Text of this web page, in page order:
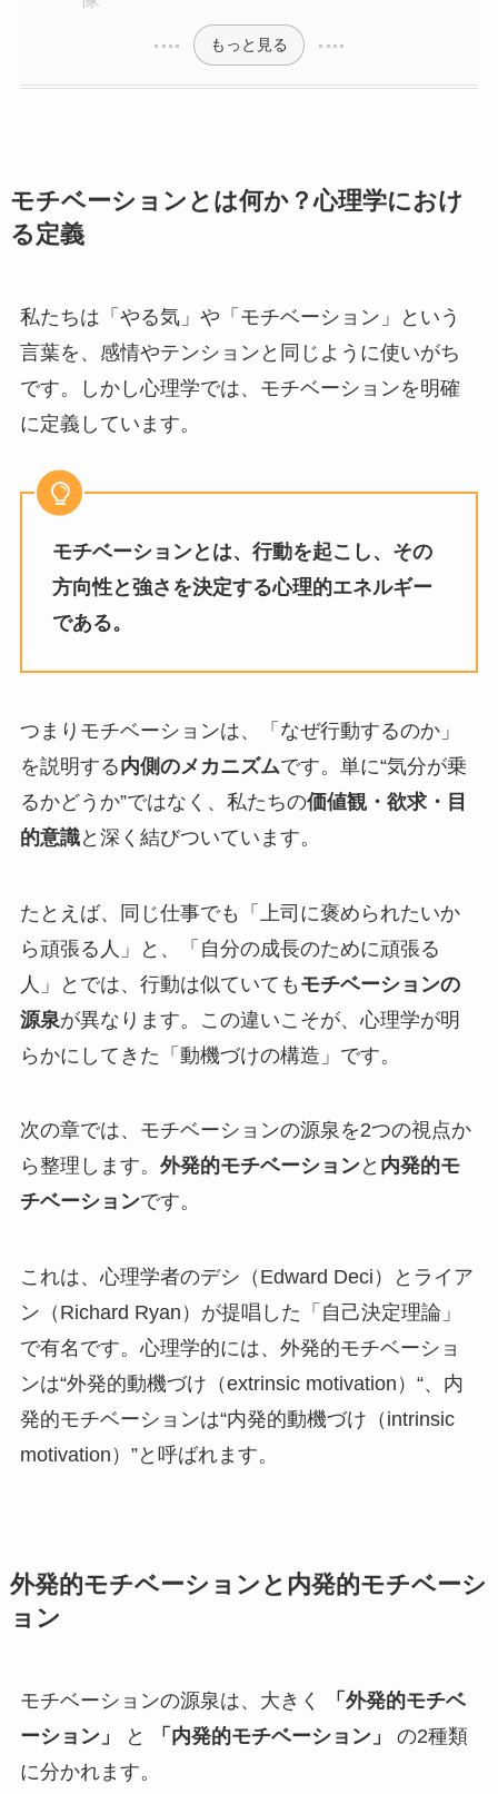
もっと見る
モチベーションとは何か？心理学におけ
る定義
私たちは「やる気」や「モチベーション」という
言葉を、感情やテンションと同じように使いがち
です。しかし心理学では、モチベーションを明確
に定義しています。
モチベーションとは、行動を起こし、その
方向性と強さを決定する心理的エネルギー
である。
つまりモチベーションは、「なぜ行動するのか」
を説明する内側のメカニズムです。単に“気分が乗
るかどうか”ではなく、私たちの価値観・欲求・目
的意識と深く結びついています。
たとえば、同じ仕事でも「上司に褒められたいか
ら頑張る人」と、「自分の成長のために頑張る
人」とでは、行動は似ていても モチベーションの
源泉が異なります。この違いこそが、心理学が明
らかにしてきた「動機づけの構造」です。
次の章では、モチベーションの源泉を2つの視点か
ら整理します。 外発的モチベーションと 内発的モ
チベーションです。
これは、心理学者のデシ（Edward Deci）とライア
ン（Richard Ryan）が提唱した「自己決定理論」
で有名です。心理学的には、外発的モチベーショ
ンは“外発的動機づけ（extrinsic motivation）“、内
発的モチベーションは“内発的動機づけ（intrinsic
motivation）”と呼ばれます。
外発的モチベーションと内発的モチベーシ
ョン
モチベーションの源泉は、大きく
「外発的モチベ
ーション」
と 「内発的モチベーション」
の2種類
に分かれます。